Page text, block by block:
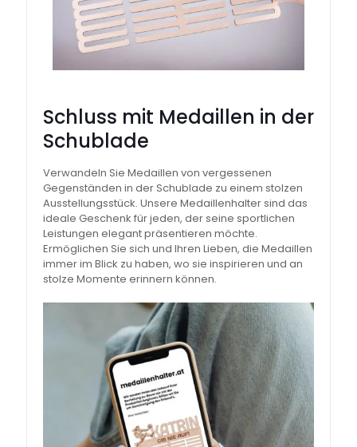
Schluss mit Medaillen in der
Schublade
Verwandeln Sie Medaillen von vergessenen
Gegenständen in der Schublade zu einem stolzen
Ausstellungsstück. Unsere Medaillenhalter sind das
ideale Geschenk für jeden, der seine sportlichen
Leistungen elegant präsentieren möchte.
Ermöglichen Sie sich und Ihren Lieben, die Medaillen
immer im Blick zu haben, wo sie inspirieren und an
stolze Momente erinnern können.